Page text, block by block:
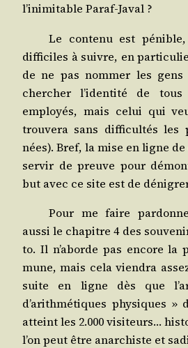
l’inimitable Paraf-Javal ?
Le conte­nu est
dif­fi­ciles à suivre, en
de ne pas nom­mer les
cher­cher l’identité de tous
employés, mais celui qui
trou­ve­ra sans dif­fi­cul­tés les
nées). Bref, la mise en ligne de
ser­vir de preuve pour
but avec ce site est de
Pour me faire
aus­si le cha­pitre 4 des
to. Il n’aborde pas encore la
mune, mais cela vien­dra
suite en ligne dès que
d’arithmétiques phy­siques »
atteint les 2.000 visi­teurs…
l’on peut être anar­chiste et